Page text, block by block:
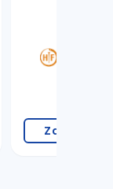
Zapratite